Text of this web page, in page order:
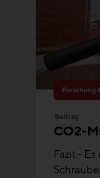
Beitrag
CO2-
Fazit -